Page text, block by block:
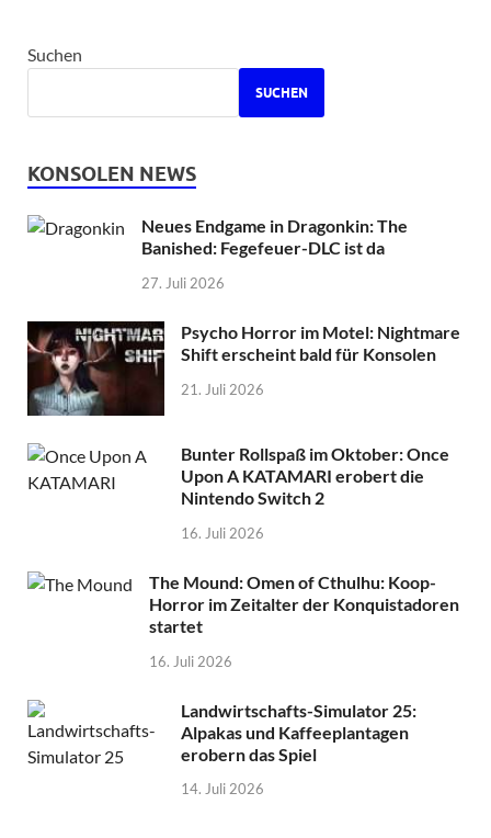
Suchen
SUCHEN
KONSOLEN NEWS
Neues Endgame in Dragonkin: The
Banished: Fegefeuer-DLC ist da
27. Juli 2026
Psycho Horror im Motel: Nightmare
Shift erscheint bald für Konsolen
21. Juli 2026
Bunter Rollspaß im Oktober: Once
Upon A KATAMARI erobert die
Nintendo Switch 2
16. Juli 2026
The Mound: Omen of Cthulhu: Koop-
Horror im Zeitalter der Konquistadoren
startet
16. Juli 2026
Landwirtschafts-Simulator 25:
Alpakas und Kaffeeplantagen
erobern das Spiel
14. Juli 2026